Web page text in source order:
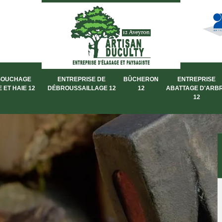
ET HAIE 12
ENTREPRISE DE
DÉBROUSSAILLAGE 12
BÛCHERON
12
ENTREPRISE
ABATTAGE
12